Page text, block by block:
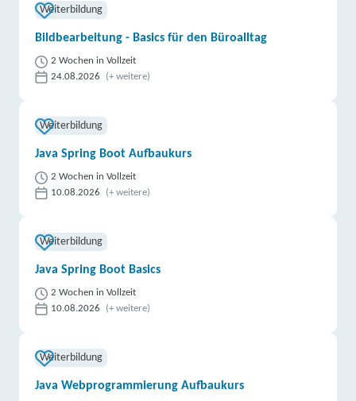
Weiterbildung
Bildbearbeitung - Basics für den Büroalltag
2 Wochen in Vollzeit
24.08.2026
(+ weitere)
Weiterbildung
Java Spring Boot Aufbaukurs
2 Wochen in Vollzeit
10.08.2026
(+ weitere)
Weiterbildung
Java Spring Boot Basics
2 Wochen in Vollzeit
10.08.2026
(+ weitere)
Weiterbildung
Java Webprogrammierung Aufbaukurs